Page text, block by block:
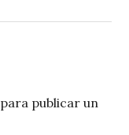
para publicar un